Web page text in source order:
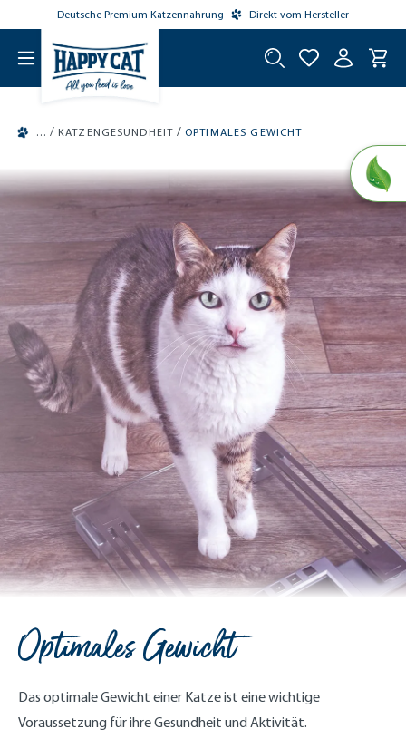
springen
Deutsche Premium Katzennahrung Direkt vom Hersteller
/ KATZENGESUNDHEIT / OPTIMALES GEWICHT
Optimales Gewicht
Das optimale Gewicht einer Katze ist eine wichtige
Voraussetzung für ihre Gesundheit und Aktivität.